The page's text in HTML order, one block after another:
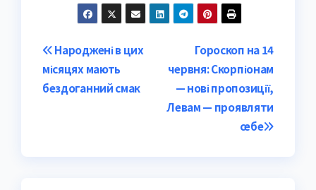
Post
navigation
Гороскоп на 14
червня: Скорпіонам
— нові пропозиції,
Левам — проявляти
себе
Народжені в цих
місяцях мають
бездоганний смак